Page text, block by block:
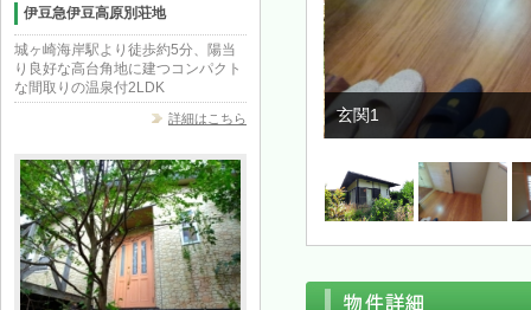
伊豆急伊豆高原別荘地
城ヶ崎海岸駅より徒歩約5分、陽当
り良好な高台角地に建つコンパクト
な間取りの温泉付2LDK
詳細はこちら 玄関1